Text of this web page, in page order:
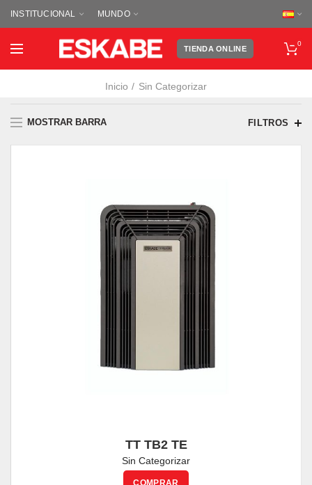
INSTITUCIONAL MUNDO
TIENDA ONLINE
0
Inicio Sin Categorizar
MOSTRAR BARRA FILTROS
TT TB2 TE
Sin Categorizar